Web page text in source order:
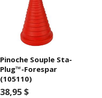
Pinoche Souple Sta-
Plug™-Forespar
(105110)
38,95 $